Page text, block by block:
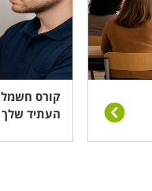
קורס
העתיד שלך